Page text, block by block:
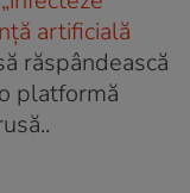
artificială
răspândească
platformă